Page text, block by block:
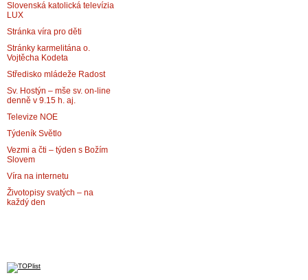
Slovenská katolická televízia
LUX
Stránka víra pro děti
Stránky karmelitána o.
Vojtěcha Kodeta
Středisko mládeže Radost
Sv. Hostýn – mše sv. on-line
denně v 9.15 h. aj.
Televize NOE
Týdeník Světlo
Vezmi a čti – týden s Božím
Slovem
Víra na internetu
Životopisy svatých – na
každý den